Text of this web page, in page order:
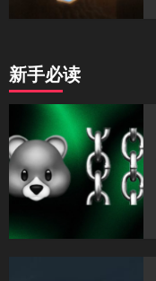
新手必读